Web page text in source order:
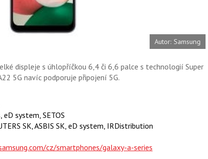
Autor: Samsung
displeje s úhlopříčkou 6,4 či 6,6 palce s technologií Super
5G navíc podporuje připojení 5G.
eD system, SETOS
SK, ASBIS SK, eD system, IRDistribution
cz/smartphones/galaxy-a-series